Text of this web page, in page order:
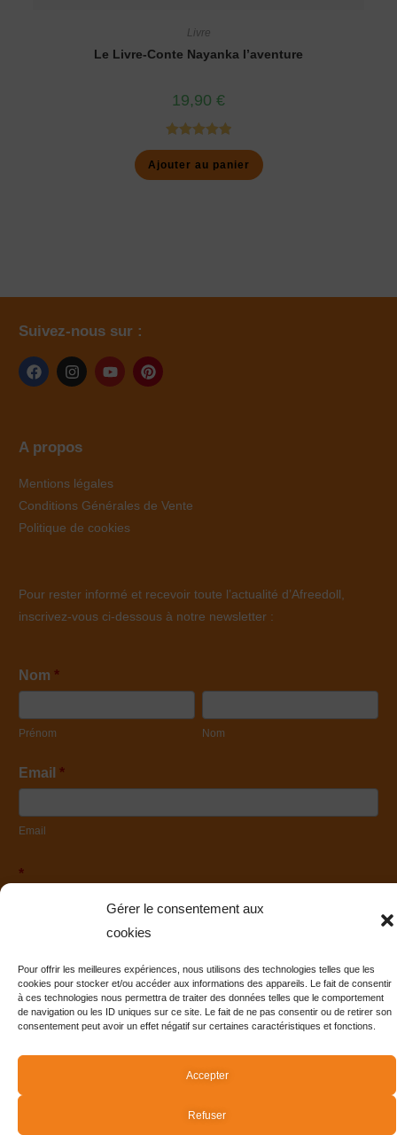
Gérer le consentement aux
cookies
Pour offrir les meilleures expériences, nous utilisons des technologies telles que les
cookies pour stocker et/ou accéder aux informations des appareils. Le fait de consentir
à ces technologies nous permettra de traiter des données telles que le comportement
de navigation ou les ID uniques sur ce site. Le fait de ne pas consentir ou de retirer son
consentement peut avoir un effet négatif sur certaines caractéristiques et fonctions.
Accepter
Refuser
Livre
Le Livre-Conte Nayanka l’aventure
19,90 €
Note5.00
sur 5
Ajouter au panier
Suivez-nous sur :
A propos
Mentions légales
Conditions Générales de Vente
Politique de cookies
Pour rester informé et recevoir toute l’actualité d’Afreedoll,
inscrivez-vous ci-dessous à notre newsletter :
Newsletters
Nom*
Prénom Nom
Email*
Email
*
saisies soient utilisées afin de vous permettre de m'envoyer les
ENVOYER
Contact
Copyright © 2025 Afreedoll - Un site réalisé par